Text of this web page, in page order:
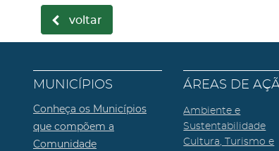
voltar
MUNICÍPIOS
Conheça os Municípios
que compõem a
Comunidade
ÁREAS DE
Ambiente e
Sustentabilidade
Cultura, Turismo e